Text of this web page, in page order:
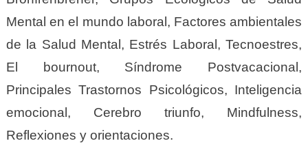
Mental en el mundo laboral, Factores ambientales
de la Salud Mental, Estrés Laboral, Tecnoestres,
El bournout, Síndrome Postvacacional,
Principales Trastornos Psicológicos, Inteligencia
emocional, Cerebro triunfo, Mindfulness,
Reflexiones y orientaciones.